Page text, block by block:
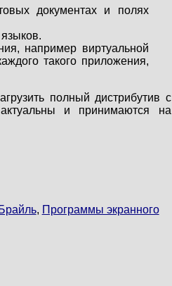
документах и полях
например виртуальной
такого приложения,
полный дистрибутив с
и принимаются на
Брайль, Программы экранного